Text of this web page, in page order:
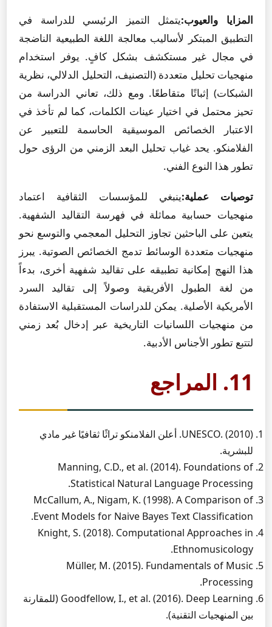
المزايا والعيوب:يتمثل التميز الرئيسي للدراسة في
التطبيق المبتكر لأساليب معالجة اللغة الطبيعية الناضجة
في مجال غير مستكشف بشكل كافٍ. يوفر استخدام
منهجيات تحليل متعددة (التصنيف، التحليل الدلالي، نظرية
الشبكات) إثباتًا متقاطعًا. ومع ذلك، تعاني الدراسة من
تحيز محتمل في اختيار عينات الكلمات، كما لم تأخذ في
الاعتبار الخصائص الموسيقية الحاسمة للتعبير عن
الفلامنكو. يحد غياب تحليل البعد الزمني من الرؤى حول
تطور هذا النوع الفني.
توصيات عملية:ينبغي للمؤسسات الثقافية اعتماد
منهجيات حسابية مماثلة في فهرسة التقاليد الشفهية.
يتعين على الباحثين تجاوز التحليل المعجمي والتوسع نحو
منهجيات متعددة الوسائط تدمج الخصائص الصوتية. يبرز
هذا النهج إمكانية تطبيقه على تقاليد شفهية أخرى، بدءاً
من لغة الطبول الأفريقية وصولاً إلى تقاليد السرد
الأمريكية الأصلية. يمكن للدراسات المستقبلية الاستفادة
من منهجيات اللسانيات التاريخية عبر إدخال بُعد زمني
لتتبع تطور الأجناس الأدبية.
11. المراجع
UNESCO. (2010). أعلن الفلامنكو تراثًا ثقافيًا غير مادي
للبشرية.
Manning, C.D., et al. (2014). Foundations of
Statistical Natural Language Processing.
McCallum, A., Nigam, K. (1998). A Comparison of
Event Models for Naive Bayes Text Classification.
Knight, S. (2018). Computational Approaches in
Ethnomusicology.
Müller, M. (2015). Fundamentals of Music
Processing.
Goodfellow, I., et al. (2016). Deep Learning (للمقارنة
بين المنهجيات التقنية).